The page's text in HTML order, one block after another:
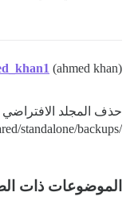
(ahmed khan)
حذف المجلد
/var/discourse/shared/standalone/backups/ حل المشكلة
الموضوعات ذات